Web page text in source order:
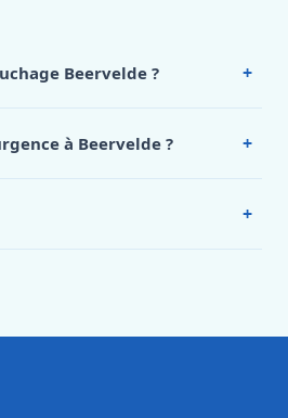
Beervelde ? +
53 24 26.à Beervelde ? +
+